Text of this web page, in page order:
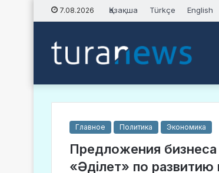
7.08.2026 Қазақша Türkçe English
Главное Политика Экономика
Предложения бизнеса
«Əділет» по